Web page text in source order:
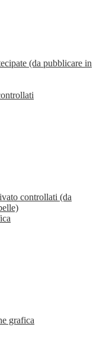
(da pubblicare in
controllati (da
grafica